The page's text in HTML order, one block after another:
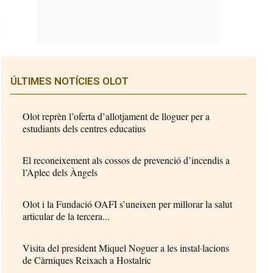
ÚLTIMES NOTÍCIES OLOT
Olot reprèn l’oferta d’allotjament de lloguer per a
estudiants dels centres educatius
El reconeixement als cossos de prevenció d’incendis a
l’Aplec dels Àngels
Olot i la Fundació OAFI s’uneixen per millorar la salut
articular de la tercera...
Visita del president Miquel Noguer a les instal·lacions
de Càrniques Reixach a Hostalric